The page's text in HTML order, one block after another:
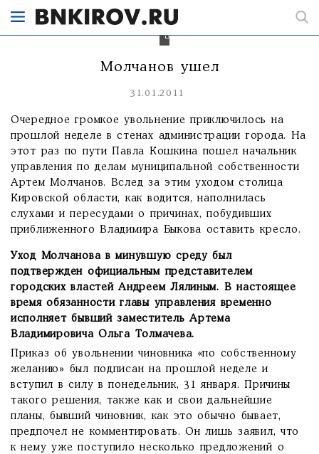
выяснения
отношений.
Молчанов ушел
31.01.2011
Очередное громкое увольнение приключилось на
прошлой неделе в стенах администрации города. На
этот раз по пути Павла Кошкина пошел начальник
управления по делам муниципальной собственности
Артем Молчанов. Вслед за этим уходом столица
Кировской области, как водится, наполнилась
слухами и пересудами о причинах, побудивших
приближенного Владимира Быкова оставить кресло.
Уход Молчанова в минувшую среду был
подтвержден официальным представителем
городских властей Андреем Лялиным. В настоящее
время обязанности главы управления временно
исполняет бывший заместитель Артема
Владимировича Ольга Толмачева.
Приказ об увольнении чиновника «по собственному
желанию» был подписан на прошлой неделе и
вступил в силу в понедельник, 31 января. Причины
такого решения, также как и свои дальнейшие
планы, бывший чиновник, как это обычно бывает,
предпочел не комментировать. Он лишь заявил, что
к нему уже поступило несколько предложений о